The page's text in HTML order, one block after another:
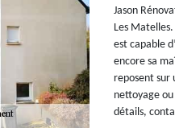
Jason
Les
est capable
encore sa
reposent sur
nettoyage
détails,